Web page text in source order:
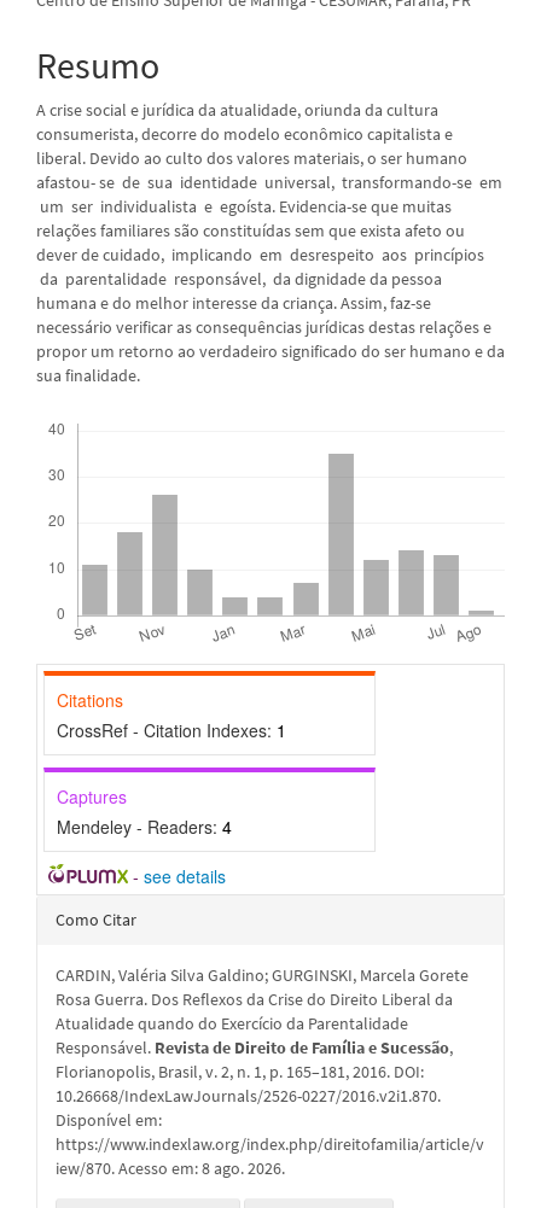
principal
Resumo
A crise social e jurídica da atualidade, oriunda da cultura
consumerista, decorre do modelo econômico capitalista e
liberal. Devido ao culto dos valores materiais, o ser humano
afastou- se de sua identidade universal, transformando-se em
um ser individualista e egoísta. Evidencia-se que muitas
relações familiares são constituídas sem que exista afeto ou
dever de cuidado, implicando em desrespeito aos princípios
da parentalidade responsável, da dignidade da pessoa
humana e do melhor interesse da criança. Assim, faz-se
necessário verificar as consequências jurídicas destas relações e
propor um retorno ao verdadeiro significado do ser humano e da
sua finalidade.
Citations
CrossRef - Citation Indexes: 1
Captures
Mendeley - Readers: 4
- see details
Detalhes
artigo
Como Citar
CARDIN, Valéria Silva Galdino; GURGINSKI, Marcela Gorete
Rosa Guerra. Dos Reflexos da Crise do Direito Liberal da
Atualidade quando do Exercício da Parentalidade
Responsável. Revista de Direito de Família e Sucessão,
Florianopolis, Brasil, v. 2, n. 1, p. 165–181, 2016. DOI:
10.26668/IndexLawJournals/2526-0227/2016.v2i1.870.
Disponível em:
https://www.indexlaw.org/index.php/direitofamilia/article/v
iew/870. Acesso em: 8 ago. 2026.